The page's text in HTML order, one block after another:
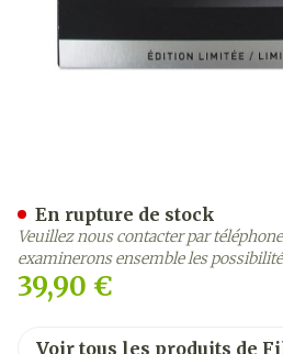
39,90 €
En rupture de stock
Veuillez nous contacter par
examinerons ensemble les
Voir tous les produits de